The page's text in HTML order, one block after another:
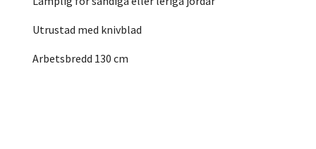
Utrustad med knivblad
Arbetsbredd 130 cm